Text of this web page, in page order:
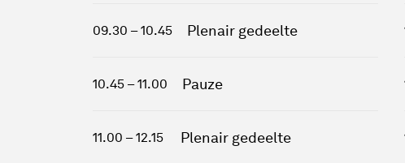
09.30 – 10.45 Plenair gedeelte
10.45 – 11.00 Pauze
11.00 – 12.15 Plenair gedeelte